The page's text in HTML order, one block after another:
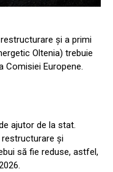
și a primi
Oltenia) trebuie
Comisiei Europene.
ajutor de la stat.
restructurare și
să fie reduse, astfel,